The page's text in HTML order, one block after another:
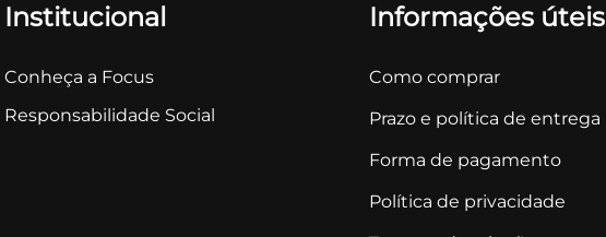
Institucional
Conheça a Focus
Responsabilidade Social
Informações úteis
Como comprar
Prazo e política de entrega
Forma de pagamento
Política de privacidade